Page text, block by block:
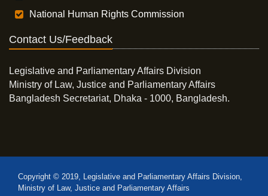
National Human Rights Commission
Contact Us/Feedback
Legislative and Parliamentary Affairs Division
Ministry of Law, Justice and Parliamentary Affairs
Bangladesh Secretariat, Dhaka - 1000, Bangladesh.
Copyright © 2019, Legislative and Parliamentary Affairs Division,
Ministry of Law, Justice and Parliamentary Affairs